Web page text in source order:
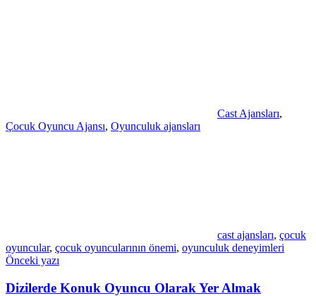
Cast Ajansları,
Çocuk Oyuncu Ajansı, Oyunculuk ajansları
cast ajansları, çocuk
oyuncular, çocuk oyuncularının önemi, oyunculuk deneyimleri
Yazı
gezinmesi
Önceki yazı
Dizilerde Konuk Oyuncu Olarak Yer Almak